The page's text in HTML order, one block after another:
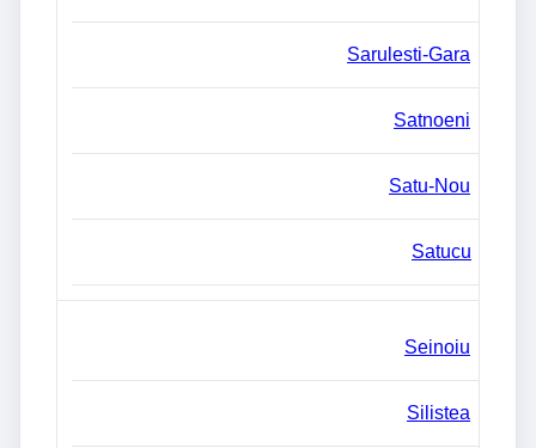
Sarulesti-Gara
Satnoeni
Satu-Nou
Satucu
Seinoiu
Silistea